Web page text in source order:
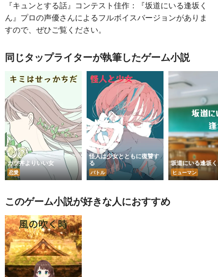
『キュンとする話』コンテスト佳作：『坂道にいる逢坂く
ん』プロの声優さんによるフルボイスバージョンがありま
すので、ぜひご覧ください。
同じタップライターが執筆したゲーム小説
カツ丼よりいい女
恋愛
怪人は少女とともに復讐す
る
バトル
坂道にいる逢坂
ヒューマン
このゲーム小説が好きな人におすすめ